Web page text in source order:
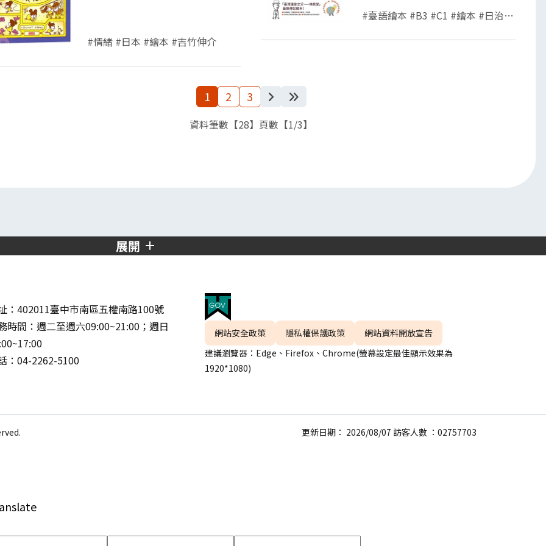
#情緒 #日本 #繪本 #吉竹伸介
#臺語繪本 #B3 #C1 #繪本 #日治時期 #臺灣議會 #霧峰林家
1 2 3 下一頁最後一頁
資料筆數【28】頁數【1/3】
展開
：402011臺中市南區五權南路100號
時間：週二至週六09:00~21:00；週日
：04-2262-5100
網站安全政策 隱私權保護政策
網站資料開放宣告
建議瀏覽器：Edge、Firefox、Chrome(螢幕設定最佳顯示效果為
1920*1080)
更新日期： 2026/08/07 訪客人數 ：02757703